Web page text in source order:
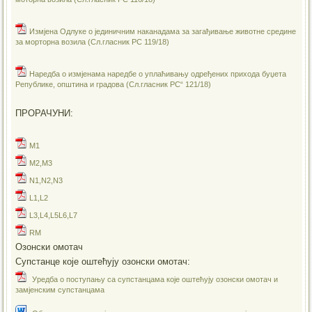
Измјена Одлуке о јединичним наканадама за загађивање животне средине
за морторна возила (Сл.гласник РС 119/18)
Наредба о измјенама наредбе о уплаћивању одређених прихода буџета
Републике, општина и градова (Сл.гласник РС“ 121/18)
ПРОРАЧУНИ:
M1
M2,M3
N1,N2,N3
L1,L2
L3,L4,L5L6,L7
RM
Озонски омотач
Супстанце које оштећују озонски омотач:
Уредба о поступању са супстанцама које оштећују озонски омотач и
замјенским супстанцама